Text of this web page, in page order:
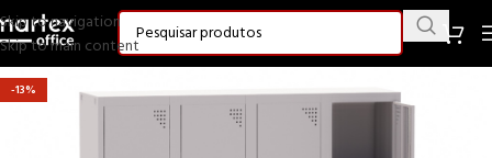
Skip to navigation
Skip to main content
-13%